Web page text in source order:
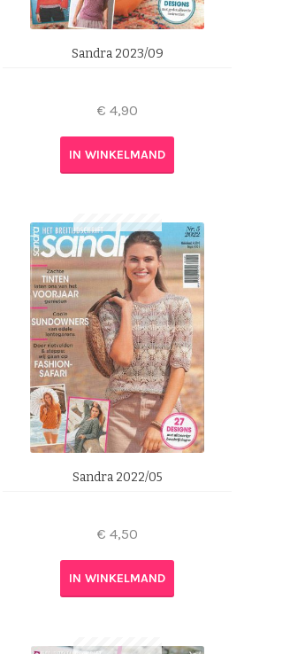
Sandra 2023/09
€ 4,90
IN WINKELMAND
Sandra 2022/05
€ 4,50
IN WINKELMAND